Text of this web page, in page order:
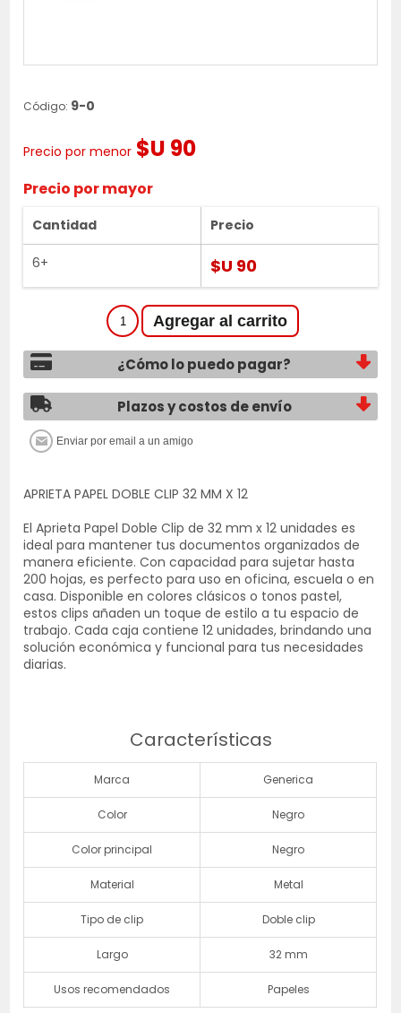
Código: 9-0
Precio por menor $U 90
Precio por mayor
Cantidad
6+
Precio
$U 90
¿Cómo lo puedo pagar?
Plazos y costos de envío
APRIETA PAPEL DOBLE CLIP 32 MM X 12
El Aprieta Papel Doble Clip de 32 mm x 12 unidades es
ideal para mantener tus documentos organizados de
manera eficiente. Con capacidad para sujetar hasta
200 hojas, es perfecto para uso en oficina, escuela o en
casa. Disponible en colores clásicos o tonos pastel,
estos clips añaden un toque de estilo a tu espacio de
trabajo. Cada caja contiene 12 unidades, brindando una
solución económica y funcional para tus necesidades
diarias.
Características
Marca Generica
Color Negro
Color principal Negro
Material Metal
Tipo de clip Doble clip
Largo 32 mm
Usos recomendados Papeles